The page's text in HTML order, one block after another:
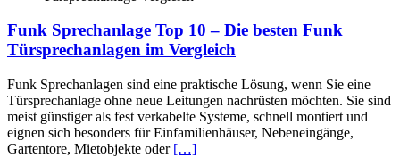
Funk Sprechanlage Top 10 – Die besten Funk
Türsprechanlagen im Vergleich
Funk Sprechanlagen sind eine praktische Lösung, wenn Sie eine
Türsprechanlage ohne neue Leitungen nachrüsten möchten. Sie sind
meist günstiger als fest verkabelte Systeme, schnell montiert und
eignen sich besonders für Einfamilienhäuser, Nebeneingänge,
Gartentore, Mietobjekte oder […]